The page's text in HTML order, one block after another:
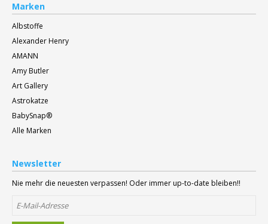
Marken
Albstoffe
Alexander Henry
AMANN
Amy Butler
Art Gallery
Astrokatze
BabySnap®
Alle Marken
Newsletter
Nie mehr die neuesten verpassen! Oder immer up-to-date bleiben!!